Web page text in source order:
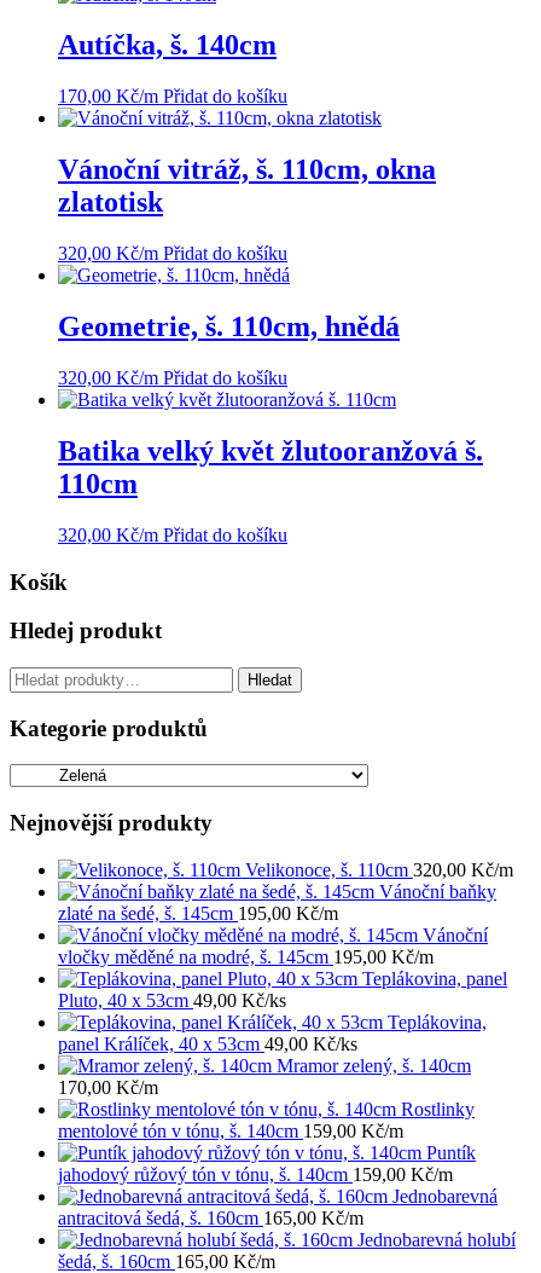
Autíčka, š. 140cm
170,00 Kč/m Přidat do košíku
Vánoční vitráž, š. 110cm, okna
zlatotisk
320,00 Kč/m Přidat do košíku
Geometrie, š. 110cm, hnědá
320,00 Kč/m Přidat do košíku
Batika velký květ žlutooranžová š.
110cm
320,00 Kč/m Přidat do košíku
Košík
Hledej produkt
Hledat: Hledat
Kategorie produktů
Nejnovější produkty
Velikonoce, š. 110cm 320,00 Kč/m
Vánoční baňky
zlaté na šedé, š. 145cm 195,00 Kč/m
Vánoční
vločky měděné na modré, š. 145cm 195,00 Kč/m
Teplákovina, panel
Pluto, 40 x 53cm 49,00 Kč/ks
Teplákovina,
panel Králíček, 40 x 53cm 49,00 Kč/ks
Mramor zelený, š. 140cm
170,00 Kč/m
Rostlinky
mentolové tón v tónu, š. 140cm 159,00 Kč/m
Puntík
jahodový růžový tón v tónu, š. 140cm 159,00 Kč/m
Jednobarevná
antracitová šedá, š. 160cm 165,00 Kč/m
Jednobarevná holubí
šedá, š. 160cm 165,00 Kč/m